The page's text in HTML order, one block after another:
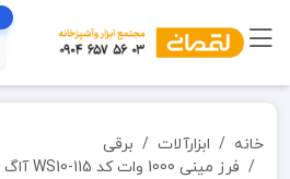
خانه ابزارآلات
برقی
فرز مینی 1000 وات کد WS10-115 آاگ AEG